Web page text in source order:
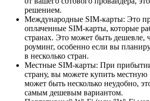
решением.
Международные SIM-карты: Это
оплаченные SIM-карты, которые
странах. Это может быть
роуминг, особенно если вы
в несколько стран.
Местные SIM-карты: При
страну, вы можете купить местную
может быть несколько неудобно,
самым дешевым вариантом.